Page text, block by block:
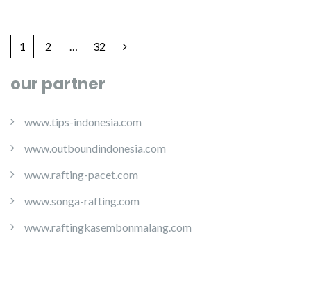
1 2 … 32
our partner
www.tips-indonesia.com
www.outboundindonesia.com
www.rafting-pacet.com
www.songa-rafting.com
www.raftingkasembonmalang.com